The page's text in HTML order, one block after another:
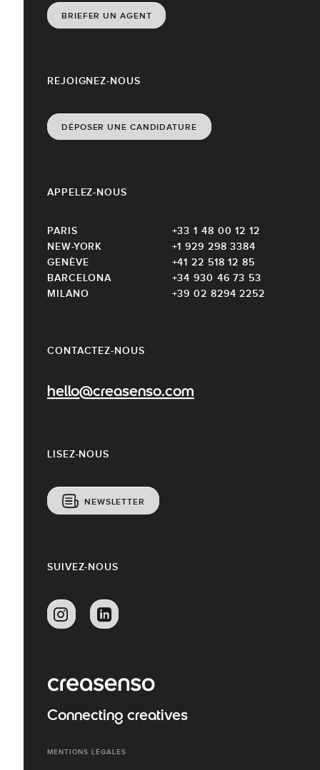
CONTACTEZ-NOUS
hello@creasenso.com
REJOIGNEZ-NOUS
DÉPOSER UNE CANDIDATURE
LISEZ-NOUS
NEWSLETTER
APPELEZ-NOUS
PARIS
+33 1 48 00 12 12
NEW-YORK
+1 929 298 3384
GENÈVE
+41 22 518 12 85
BARCELONA
+34 930 46 73 53
MILANO
+39 02 8294 2252
BRIEFER UN AGENT
SUIVEZ-NOUS
Connecting creatives
MENTIONS LÉGALES